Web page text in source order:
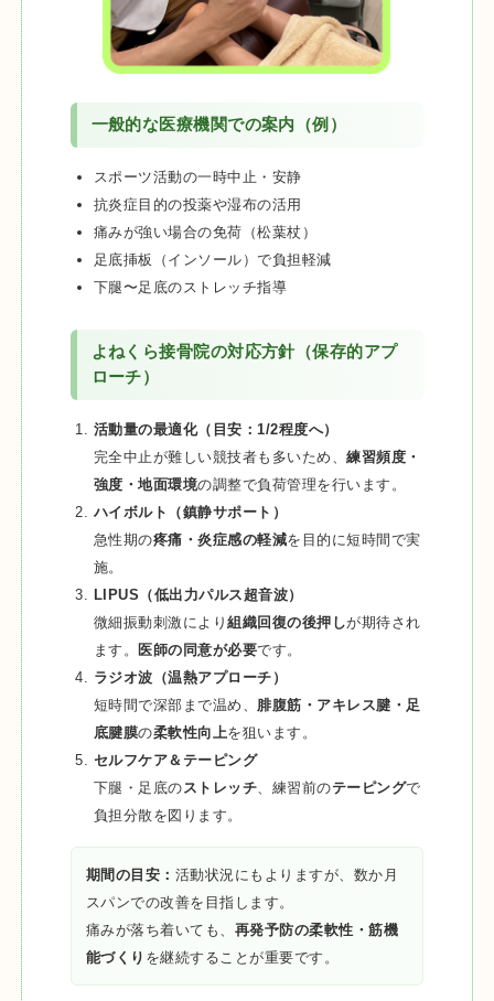
一般的な医療機関での案内（例）
スポーツ活動の一時中止・安静
抗炎症目的の投薬や湿布の活用
痛みが強い場合の免荷（松葉杖）
足底挿板（インソール）で負担軽減
下腿〜足底のストレッチ指導
よねくら接骨院の対応方針（保存的アプ
ローチ）
活動量の最適化（目安：1/2程度へ）
完全中止が難しい競技者も多いため、練習頻度・
強度・地面環境の調整で負荷管理を行います。
ハイボルト（鎮静サポート）
急性期の疼痛・炎症感の軽減を目的に短時間で実
施。
LIPUS（低出力パルス超音波）
微細振動刺激により組織回復の後押しが期待され
ます。
医師の同意が必要です。
ラジオ波（温熱アプローチ）
短時間で深部まで温め、 腓腹筋・アキレス腱・足
底腱膜の柔軟性向上を狙います。
セルフケア＆テーピング
下腿・足底のストレッチ、練習前のテーピングで
負担分散を図ります。
期間の目安： 活動状況にもよりますが、数か月
スパンでの改善を目指します。
痛みが落ち着いても、 再発予防の柔軟性・筋機
能づくり を継続することが重要です。